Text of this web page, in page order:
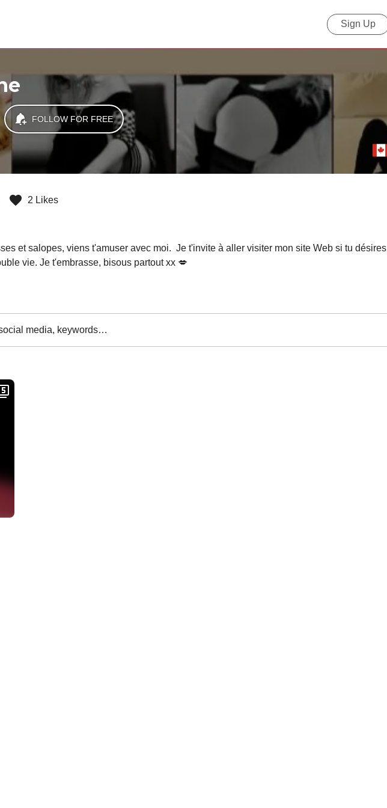
Sign Up
FOLLOW FOR FREE
2 Likes
et salopes, viens t'amuser avec moi.  Je t'invite à aller visiter mon site Web si tu
vie. Je t'embrasse, bisous partout xx 💋
media, keywords…